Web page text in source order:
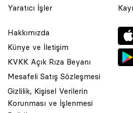
Yaratıcı İşler
Hakkımızda
Künye ve İletişim
KVKK Açık Rıza Beyanı
Mesafeli Satış Sözleşmesi
Gizlilik, Kişisel Verilerin
Korunması ve İşlenmesi